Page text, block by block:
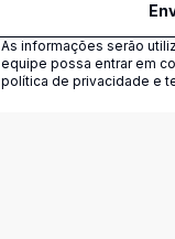
As informações serão
equipe possa entrar em
política de privacidade e